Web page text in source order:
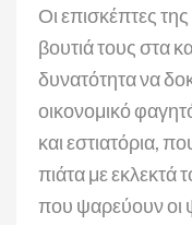
Οι επισκέπτες
βουτιά τους στα
δυνατότητα να
οικονομικό
και εστιατόρια,
πιάτα με εκλεκτά
που ψαρεύουν οι